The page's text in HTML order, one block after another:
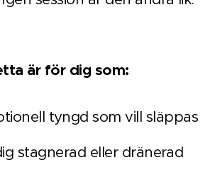
är för dig som:
tyngd som vill släppas
stagnerad eller dränerad